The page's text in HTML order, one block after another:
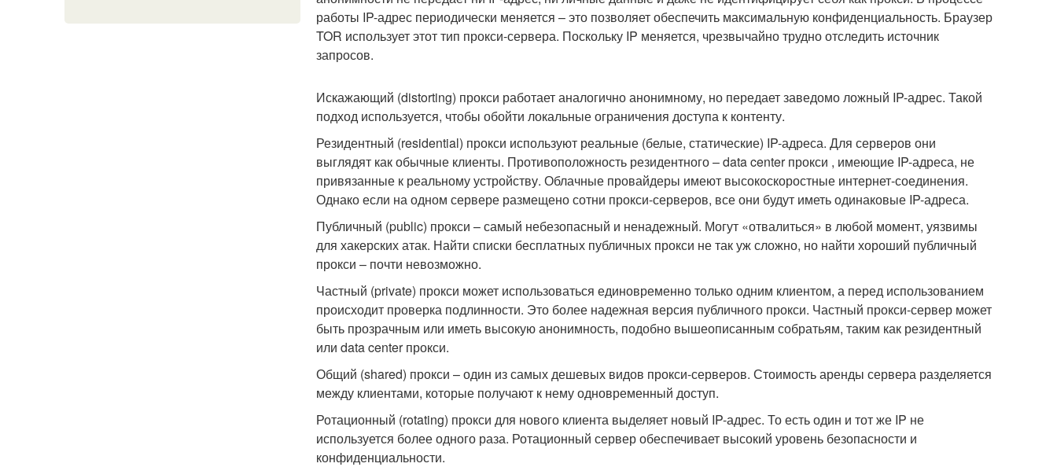
работы IP-адрес периодически меняется – это позволяет обеспечить максимальную конфиденциальность. Браузер
TOR использует этот тип прокси-сервера. Поскольку IP меняется, чрезвычайно трудно отследить источник
запросов.
Искажающий (distorting) прокси работает аналогично анонимному, но передает заведомо ложный IP-адрес. Такой
подход используется, чтобы обойти локальные ограничения доступа к контенту.
Резидентный (residential) прокси используют реальные (белые, статические) IP-адреса. Для серверов они
выглядят как обычные клиенты. Противоположность резидентного – data center прокси , имеющие IP-адреса, не
привязанные к реальному устройству. Облачные провайдеры имеют высокоскоростные интернет-соединения.
Однако если на одном сервере размещено сотни прокси-серверов, все они будут иметь одинаковые IP-адреса.
Публичный (public) прокси – самый небезопасный и ненадежный. Могут «отвалиться» в любой момент, уязвимы
для хакерских атак. Найти списки бесплатных публичных прокси не так уж сложно, но найти хороший публичный
прокси – почти невозможно.
Частный (private) прокси может использоваться единовременно только одним клиентом, а перед использованием
происходит проверка подлинности. Это более надежная версия публичного прокси. Частный прокси-сервер может
быть прозрачным или иметь высокую анонимность, подобно вышеописанным собратьям, таким как резидентный
или data center прокси.
Общий (shared) прокси – один из самых дешевых видов прокси-серверов. Стоимость аренды сервера разделяется
между клиентами, которые получают к нему одновременный доступ.
Ротационный (rotating) прокси для нового клиента выделяет новый IP-адрес. То есть один и тот же IP не
используется более одного раза. Ротационный сервер обеспечивает высокий уровень безопасности и
конфиденциальности.